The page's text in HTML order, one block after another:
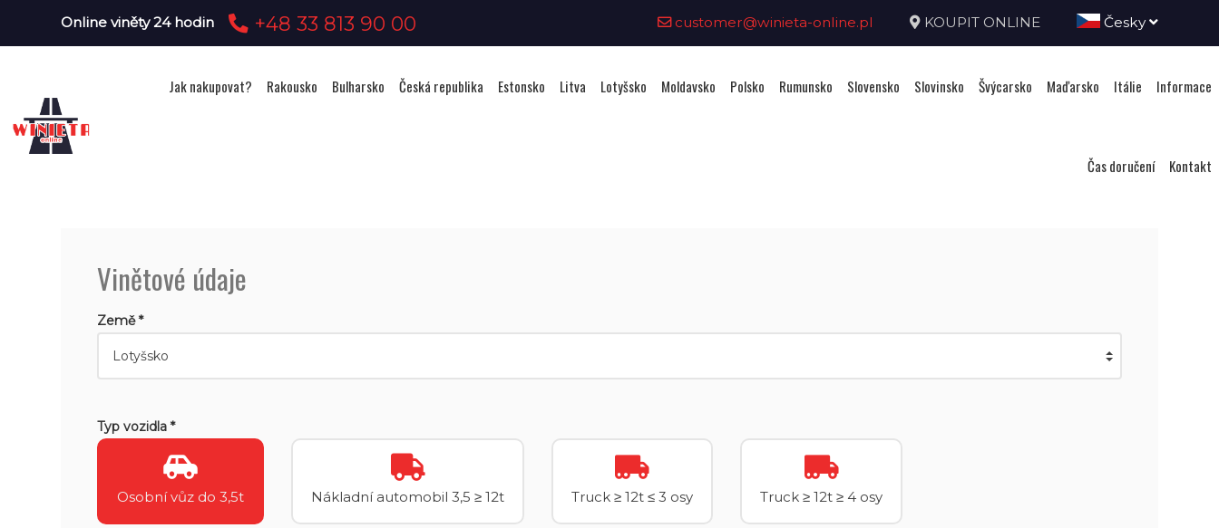
Online viněty 24 hodin +48 33 813 90 00 customer@winieta-online.pl KOUPIT ONLINE Česky
Jak nakupovat? Rakousko Bulharsko Česká republika Estonsko Litva Lotyšsko Moldavsko Polsko Rumunsko Slovensko Slovinsko Švýcarsko Maďarsko Itálie Informace
Čas doručení Kontakt
Vinětové údaje
Země *
Typ vozidla *
Osobní vůz do 3,5t Nákladní automobil 3,5 ≥ 12t Truck ≥ 12t ≤ 3 osy Truck ≥ 12t ≥ 4 osy